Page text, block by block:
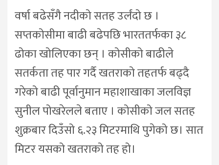
वर्षा बढेसँगै नदीको सतह उर्लंदो छ ।
सप्तकोसीमा बाढी बढेपछि भारततर्फका ३८
ढोका खोलिएका छन् । कोसीको बाढीले
सतर्कता तह पार गर्दै खतराको तहतर्फ बढ्दै
गरेको बाढी पूर्वानुमान महाशाखाका जलविज्ञ
सुनील पोखरेलले बताए । कोसीको जल सतह
शुक्रबार दिउँसो ६.२३ मिटरमाथि पुगेको छ। सात
मिटर यसको खतराको तह हो।